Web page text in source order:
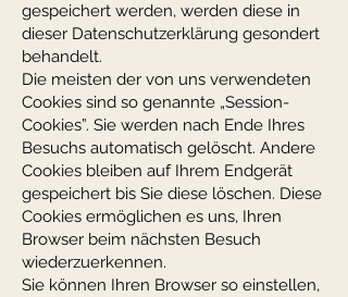
gespeichert werden, werden diese in
dieser Datenschutzerklärung gesondert
behandelt.
Die meisten der von uns verwendeten
Cookies sind so genannte „Session-
Cookies”. Sie werden nach Ende Ihres
Besuchs automatisch gelöscht. Andere
Cookies bleiben auf Ihrem Endgerät
gespeichert bis Sie diese löschen. Diese
Cookies ermöglichen es uns, Ihren
Browser beim nächsten Besuch
wiederzuerkennen.
Sie können Ihren Browser so einstellen,